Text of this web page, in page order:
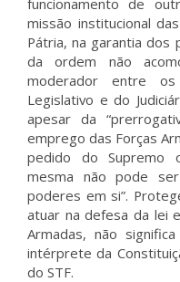
funcionamento de
missão institucional
Pátria, na garantia dos
da ordem não
moderador entre
Legislativo e do
apesar da
emprego das Forças
pedido do Supremo
mesma não pode
poderes em si”.
atuar na defesa da lei
Armadas, não
intérprete da
do STF.